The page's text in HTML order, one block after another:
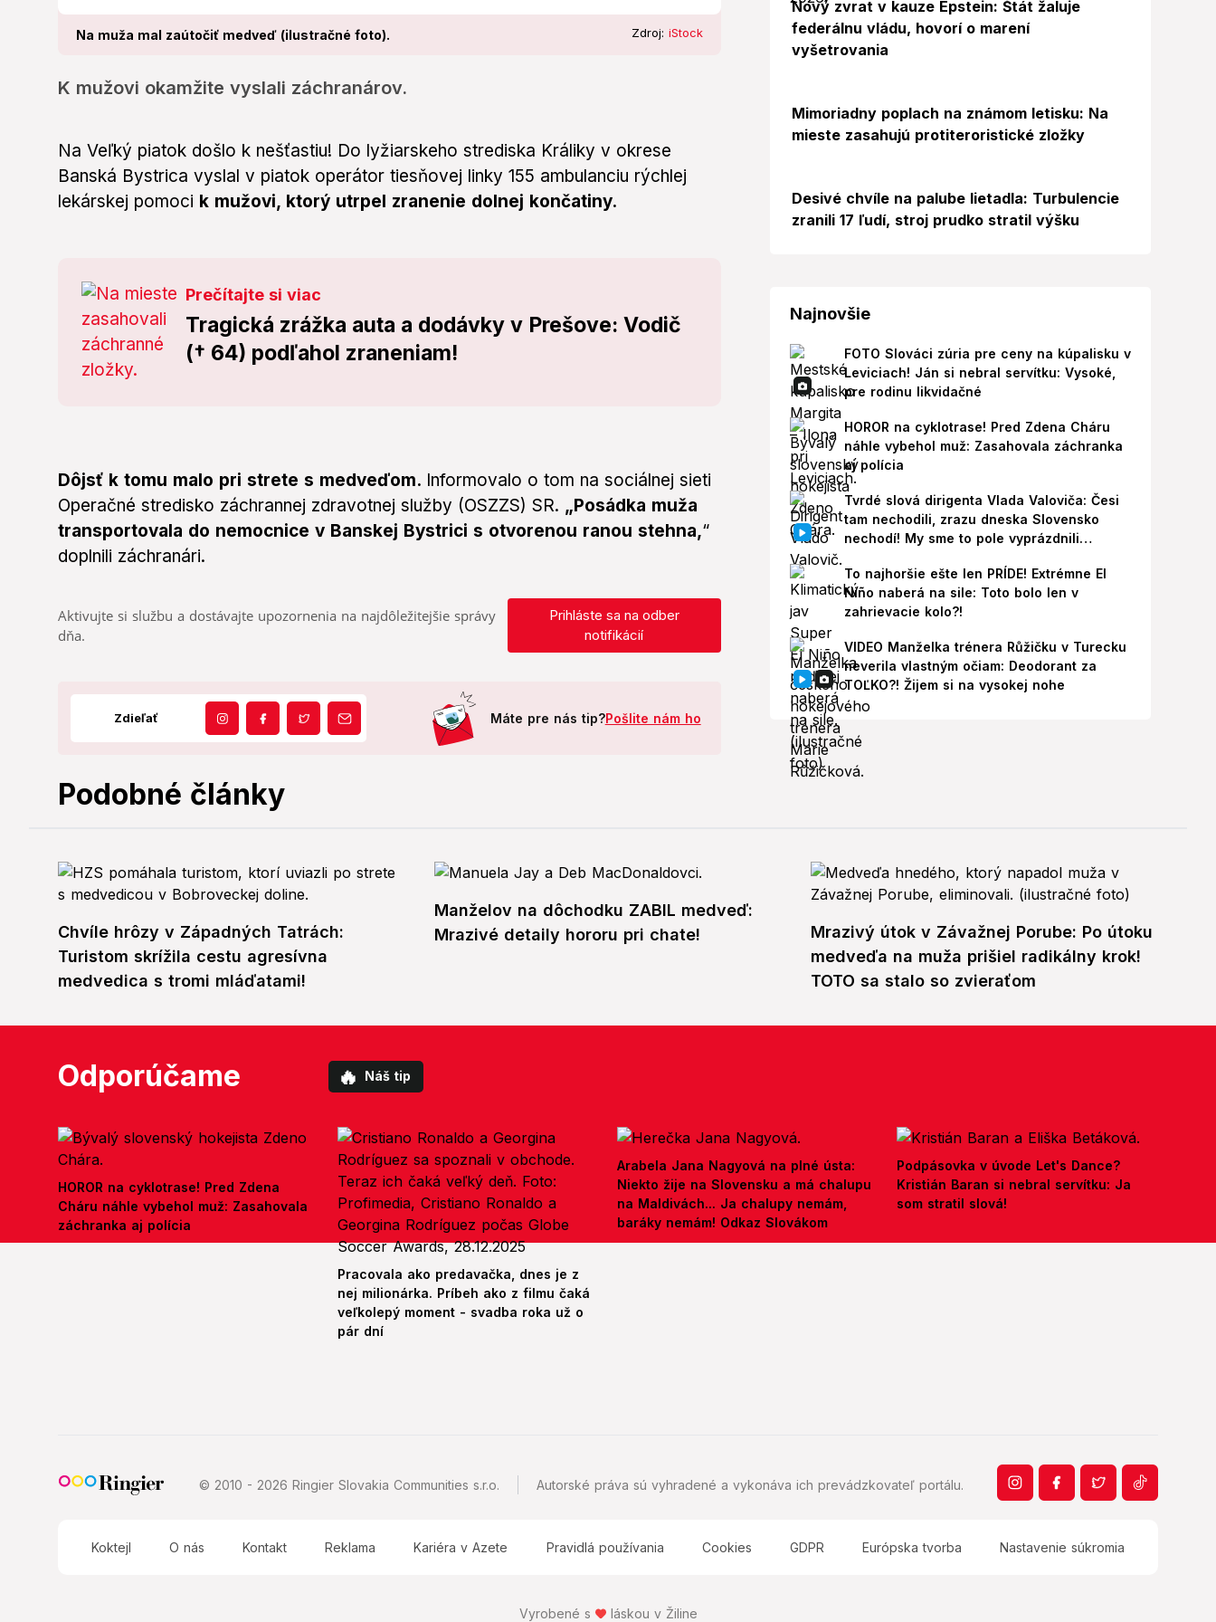
Na muža mal zaútočiť medveď (ilustračné foto). Zdroj: iStock
K mužovi okamžite vyslali záchranárov.
Na Veľký piatok došlo k nešťastiu! Do lyžiarskeho strediska Králiky v okrese
Banská Bystrica vyslal v piatok operátor tiesňovej linky 155 ambulanciu rýchlej
lekárskej pomoci k mužovi, ktorý utrpel zranenie dolnej končatiny.
Prečítajte si viac
Tragická zrážka auta a dodávky v Prešove: Vodič
(† 64) podľahol zraneniam!
Dôjsť k tomu malo pri strete s medveďom. Informovalo o tom na sociálnej sieti
Operačné stredisko záchrannej zdravotnej služby (OSZZS) SR. „Posádka muža
transportovala do nemocnice v Banskej Bystrici s otvorenou ranou stehna,“
doplnili záchranári.
Aktivujte si službu a dostávajte upozornenia na najdôležitejšie správy
dňa.
Prihláste sa na odber
notifikácií
Zdieľať Máte pre nás tip?Pošlite nám ho
Nový zvrat v kauze Epstein: Štát žaluje
federálnu vládu, hovorí o marení
vyšetrovania
Foto
Mimoriadny poplach na známom letisku: Na
mieste zasahujú protiteroristické zložky
Desivé chvíle na palube lietadla: Turbulencie
zranili 17 ľudí, stroj prudko stratil výšku
Najnovšie
FOTO Slováci zúria pre ceny na kúpalisku v
Leviciach! Ján si nebral servítku: Vysoké,
pre rodinu likvidačné
HOROR na cyklotrase! Pred Zdena Cháru
náhle vybehol muž: Zasahovala záchranka
aj polícia
Tvrdé slová dirigenta Vlada Valoviča: Česi
tam nechodili, zrazu dneska Slovensko
nechodí! My sme to pole vyprázdnili
To najhoršie ešte len PRÍDE! Extrémne El
Niño naberá na sile: Toto bolo len v
zahrievacie kolo?!
VIDEO Manželka trénera Růžičku v Turecku
neverila vlastným očiam: Deodorant za
TOĽKO?! Žijem si na vysokej nohe
Podobné články
Chvíle hrôzy v Západných Tatrách:
Turistom skrížila cestu agresívna
medvedica s tromi mláďatami!
Manželov na dôchodku ZABIL medveď:
Mrazivé detaily hororu pri chate!
Mrazivý útok v Závažnej Porube: Po útoku
medveďa na muža prišiel radikálny krok!
TOTO sa stalo so zvieraťom
Odporúčame 🔥 Náš tip
HOROR na cyklotrase! Pred Zdena
Cháru náhle vybehol muž: Zasahovala
záchranka aj polícia
Pracovala ako predavačka, dnes je z
nej milionárka. Príbeh ako z filmu čaká
veľkolepý moment - svadba roka už o
pár dní
Arabela Jana Nagyová na plné ústa:
Niekto žije na Slovensku a má chalupu
na Maldivách... Ja chalupy nemám,
baráky nemám! Odkaz Slovákom
Podpásovka v úvode Let's Dance?
Kristián Baran si nebral servítku: Ja
som stratil slová!
© 2010 - 2026 Ringier Slovakia Communities s.r.o. Autorské práva sú vyhradené a vykonáva ich prevádzkovateľ portálu.
Koktejl O nás Kontakt Reklama Kariéra v Azete Pravidlá používania Cookies GDPR Európska tvorba Nastavenie súkromia
Vyrobené s láskou v Žiline